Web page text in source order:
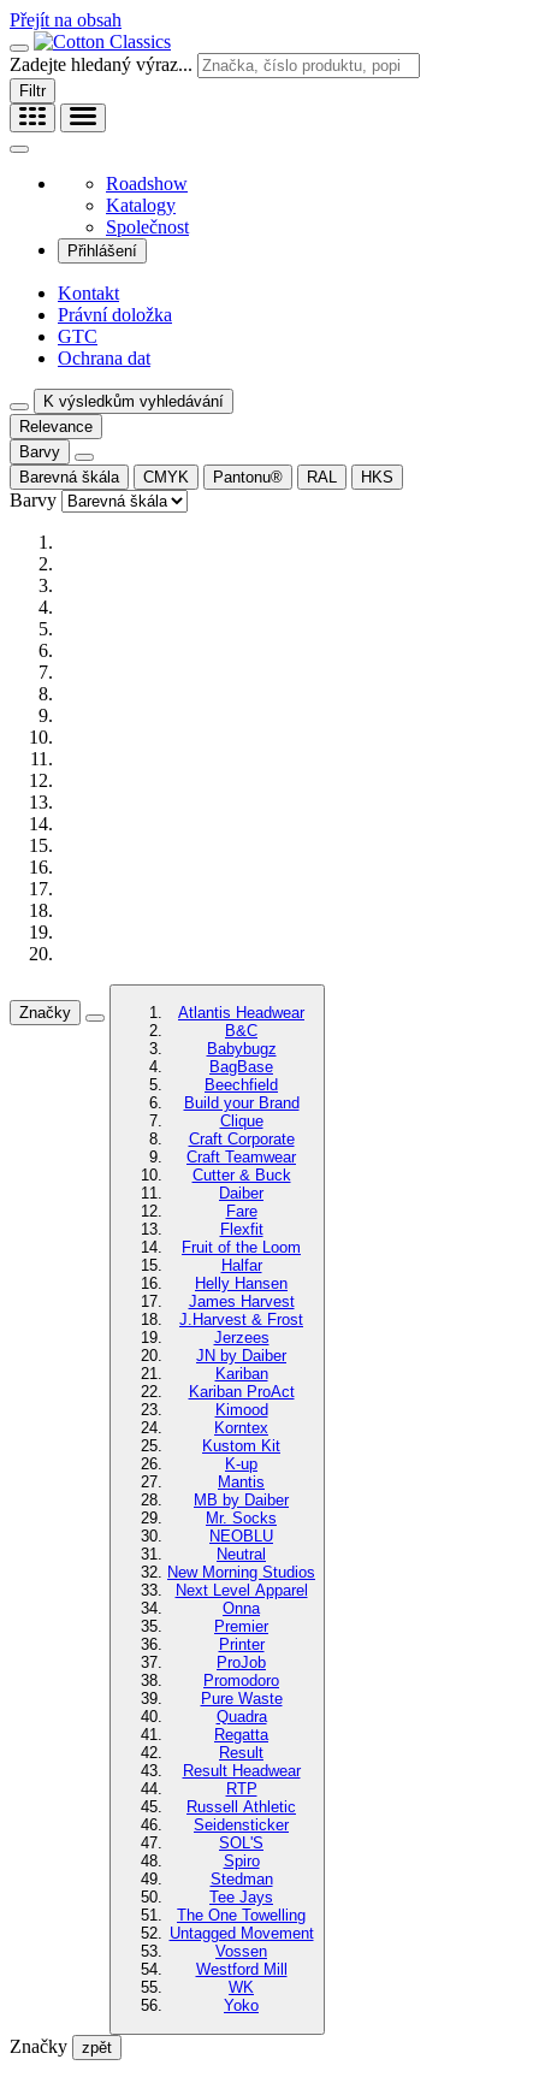
Přejít na obsah
Zadejte hledaný výraz...
Filtr
Roadshow
Katalogy
Společnost
Přihlášení
Kontakt
Právní doložka
GTC
Ochrana dat
K výsledkům vyhledávání
Relevance
Barvy
Barevná škála
CMYK Pantonu® RAL HKS
Barvy
Značky
Atlantis Headwear
B&C
Babybugz
BagBase
Beechfield
Build your Brand
Clique
Craft Corporate
Craft Teamwear
Cutter & Buck
Daiber
Fare
Flexfit
Fruit of the Loom
Halfar
Helly Hansen
James Harvest
J.Harvest & Frost
Jerzees
JN by Daiber
Kariban
Kariban ProAct
Kimood
Korntex
Kustom Kit
K-up
Mantis
MB by Daiber
Mr. Socks
NEOBLU
Neutral
New Morning Studios
Next Level Apparel
Onna
Premier
Printer
ProJob
Promodoro
Pure Waste
Quadra
Regatta
Result
Result Headwear
RTP
Russell Athletic
Seidensticker
SOL'S
Spiro
Stedman
Tee Jays
The One Towelling
Untagged Movement
Vossen
Westford Mill
WK
Yoko
Značky zpět